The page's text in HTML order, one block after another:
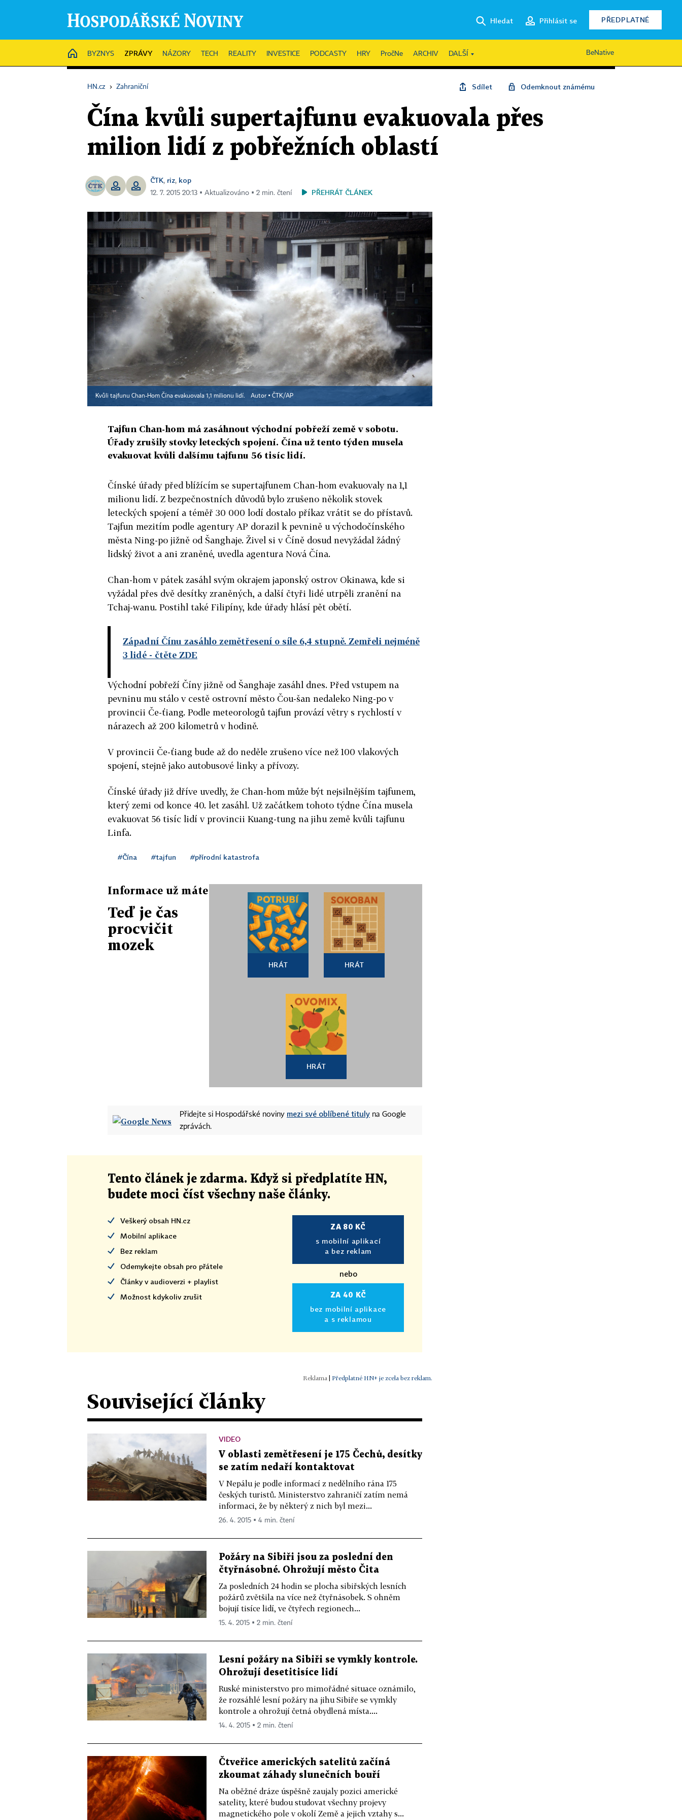
Hledat Přihlásit se PŘEDPLATNÉ
HOME
BYZNYS ZPRÁVY NÁZORY TECH REALITY INVESTICE PODCASTY HRY PročNe ARCHIV DALŠÍ BeNative
HN.cz › Zahraniční Sdílet Odemknout známému
Čína kvůli supertajfunu evakuovala přes
milion lidí z pobřežních oblastí
ČTK, riz, kop
12. 7. 2015 20:13 ▪ Aktualizováno ▪ 2 min. čtení PŘEHRÁT ČLÁNEK
Kvůli tajfunu Chan-Hom Čína evakuovala 1,1 milionu lidí. Autor ▪ ČTK/AP
Tajfun Chan-hom má zasáhnout východní pobřeží země v sobotu.
Úřady zrušily stovky leteckých spojení. Čína už tento týden musela
evakuovat kvůli dalšímu tajfunu 56 tisíc lidí.
Čínské úřady před blížícím se supertajfunem Chan-hom evakuovaly na 1,1
milionu lidí. Z bezpečnostních důvodů bylo zrušeno několik stovek
leteckých spojení a téměř 30 000 lodí dostalo příkaz vrátit se do přístavů.
Tajfun mezitím podle agentury AP dorazil k pevnině u východočínského
města Ning-po jižně od Šanghaje. Živel si v Číně dosud nevyžádal žádný
lidský život a ani zraněné, uvedla agentura Nová Čína.
Chan-hom v pátek zasáhl svým okrajem japonský ostrov Okinawa, kde si
vyžádal přes dvě desítky zraněných, a další čtyři lidé utrpěli zranění na
Tchaj-wanu. Postihl také Filipíny, kde úřady hlásí pět obětí.
Západní Čínu zasáhlo zemětřesení o síle 6,4 stupně. Zemřeli nejméně
3 lidé - čtěte ZDE
Východní pobřeží Číny jižně od Šanghaje zasáhl dnes. Před vstupem na
pevninu mu stálo v cestě ostrovní město Čou-šan nedaleko Ning-po v
provincii Če-ťiang. Podle meteorologů tajfun provází větry s rychlostí v
nárazech až 200 kilometrů v hodině.
V provincii Če-ťiang bude až do neděle zrušeno více než 100 vlakových
spojení, stejně jako autobusové linky a přívozy.
Čínské úřady již dříve uvedly, že Chan-hom může být nejsilnějším tajfunem,
který zemi od konce 40. let zasáhl. Už začátkem tohoto týdne Čína musela
evakuovat 56 tisíc lidí v provincii Kuang-tung na jihu země kvůli tajfunu
Linfa.
#Čína #tajfun #přírodní katastrofa
Informace už máte
Teď je čas
procvičit
mozek
HRÁT HRÁT
HRÁT
Přidejte si Hospodářské noviny mezi své oblíbené tituly na Google
zprávách.
Tento článek je zdarma. Když si předplatíte HN,
budete moci číst všechny naše články.
Veškerý obsah HN.cz
Mobilní aplikace
Bez reklam
Odemykejte obsah pro přátele
Články v audioverzi + playlist
Možnost kdykoliv zrušit
ZA 80 KČ
s mobilní aplikací
a bez reklam
nebo
ZA 40 KČ
bez mobilní aplikace
a s reklamou
| Předplatné HN+ je zcela bez reklam.
Související články
VIDEO
V oblasti zemětřesení je 175 Čechů, desítky
se zatím nedaří kontaktovat
V Nepálu je podle informací z nedělního rána 175
českých turistů. Ministerstvo zahraničí zatím nemá
informaci, že by některý z nich byl mezi...
26. 4. 2015 ▪ 4 min. čtení
Požáry na Sibiři jsou za poslední den
čtyřnásobné. Ohrožují město Čita
Za posledních 24 hodin se plocha sibiřských lesních
požárů zvětšila na více než čtyřnásobek. S ohněm
bojují tisíce lidí, ve čtyřech regionech...
15. 4. 2015 ▪ 2 min. čtení
Lesní požáry na Sibiři se vymkly kontrole.
Ohrožují desetitisíce lidí
Ruské ministerstvo pro mimořádné situace oznámilo,
že rozsáhlé lesní požáry na jihu Sibiře se vymkly
kontrole a ohrožují četná obydlená místa....
14. 4. 2015 ▪ 2 min. čtení
Čtveřice amerických satelitů začíná
zkoumat záhady slunečních bouří
Na oběžné dráze úspěšně zaujaly pozici americké
satelity, které budou studovat všechny projevy
magnetického pole v okolí Země a jejich vztahy s...